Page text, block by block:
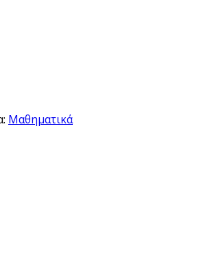
Μαθηματικά